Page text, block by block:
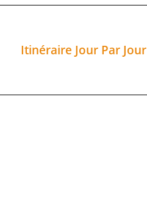
Itinéraire Jour Par Jour